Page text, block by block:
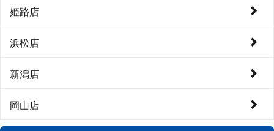
姫路店
浜松店
新潟店
岡山店